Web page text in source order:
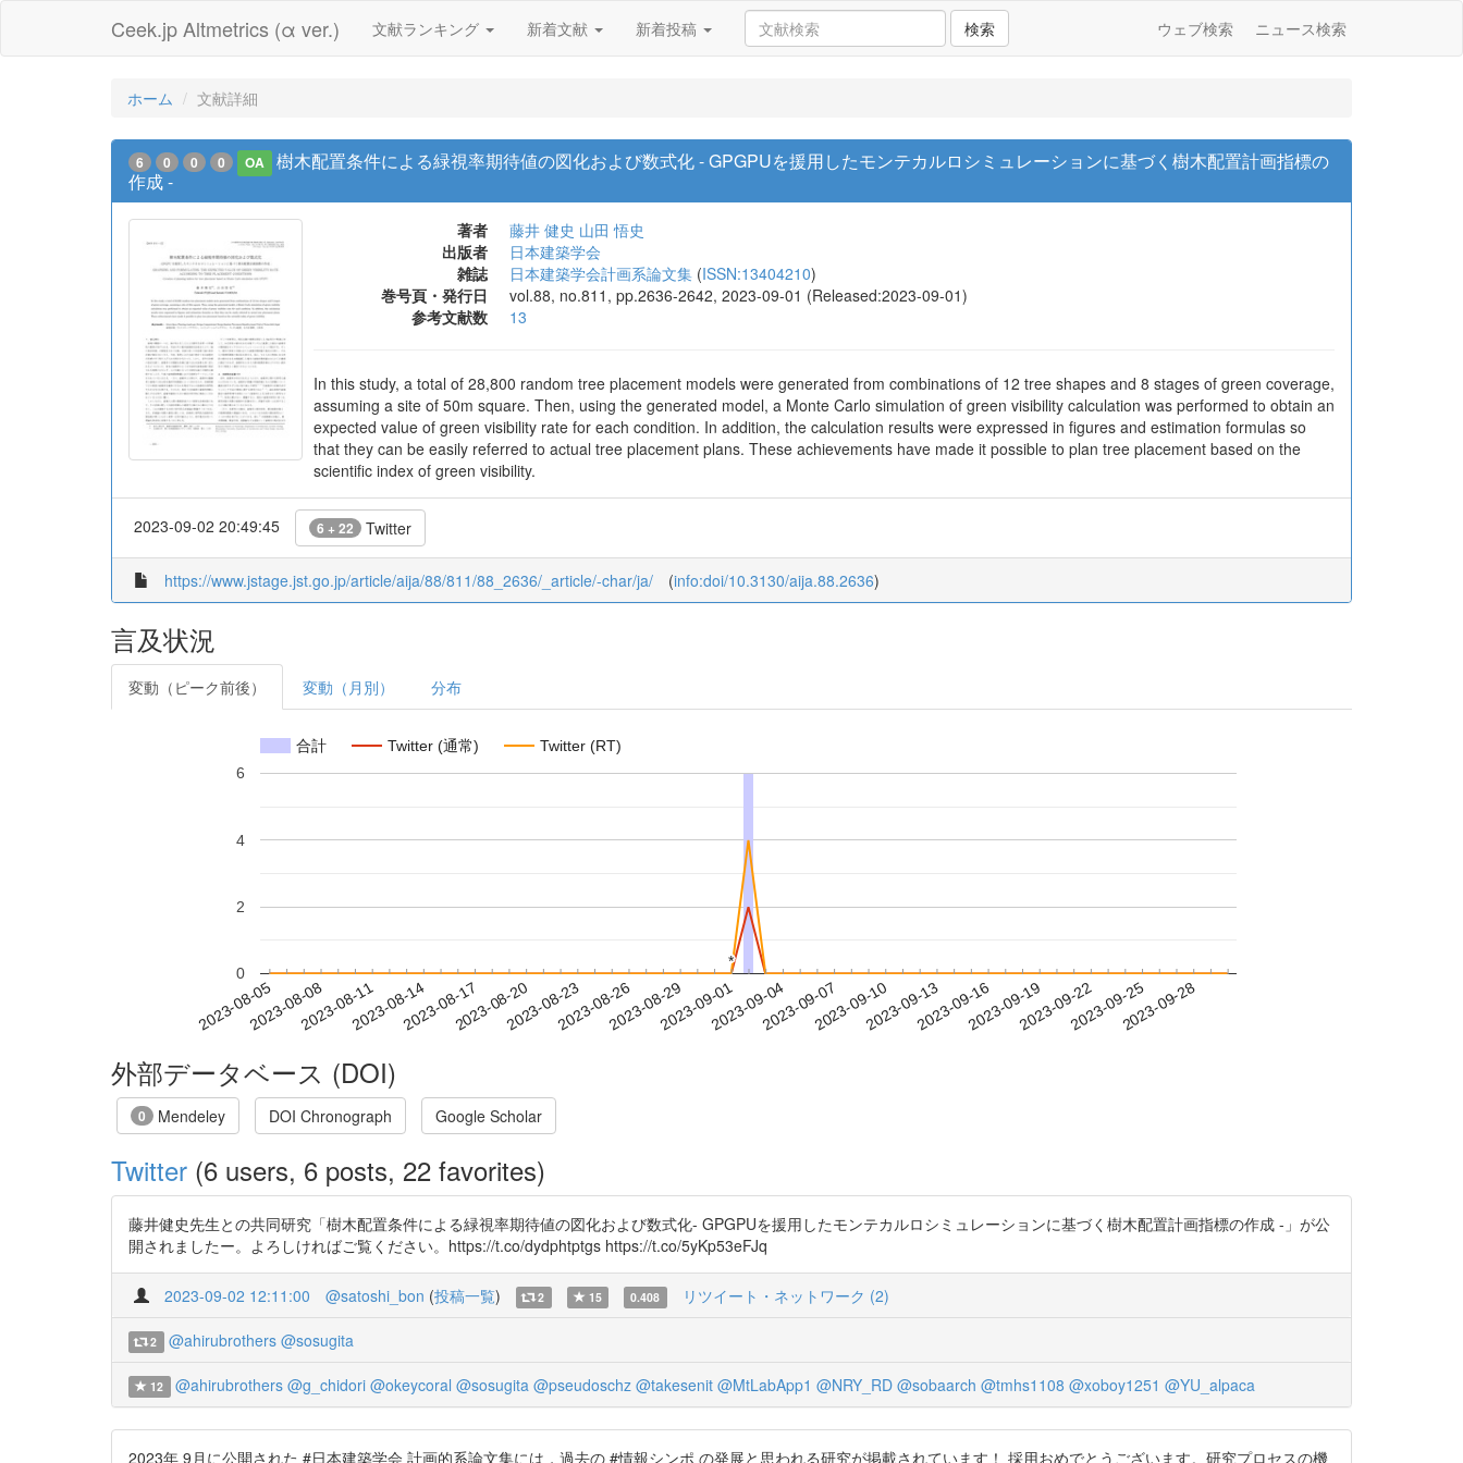
Ceek.jp Altmetrics (α ver.) 文献ランキング 新着文献 新着投稿 検索 ウェブ検索 ニュース検索
ホーム 文献詳細
6 0 0 0 OA
樹木配置条件による緑視率期待値の図化および数式化 - GPGPUを援用したモンテカルロシミュレーションに基づく樹木配置計画指標の
作成 -
著者 藤井 健史 山田 悟史
出版者
日本建築学会
雑誌
日本建築学会計画系論文集 (ISSN:13404210)
巻号頁・発行日
vol.88, no.811, pp.2636-2642, 2023-09-01 (Released:2023-09-01)
参考文献数
13
In this study, a total of 28,800 random tree placement models were generated from combinations of 12 tree shapes and 8 stages of green coverage,
assuming a site of 50m square. Then, using the generated model, a Monte Carlo simulation of green visibility calculation was performed to obtain an
expected value of green visibility rate for each condition. In addition, the calculation results were expressed in figures and estimation formulas so
that they can be easily referred to actual tree placement plans. These achievements have made it possible to plan tree placement based on the
scientific index of green visibility.
2023-09-02 20:49:45 6 + 22 Twitter
https://www.jstage.jst.go.jp/article/aija/88/811/88_2636/_article/-char/ja/ (info:doi/10.3130/aija.88.2636)
言及状況
変動（ピーク前後） 変動（月別） 分布
合計 Twitter (通常) Twitter (RT)
2023-08-052023-08-082023-08-112023-08-142023-08-172023-08-202023-08-232023-08-262023-08-292023-09-012023-09-042023-09-072023-09-102023-09-132023-09-162023-09-192023-09-222023-09-252023-09-28
0
2
4
6
*
*
外部データベース (DOI)
0 Mendeley DOI Chronograph Google Scholar
Twitter (6 users, 6 posts, 22 favorites)
藤井健史先生との共同研究「樹木配置条件による緑視率期待値の図化および数式化- GPGPUを援用したモンテカルロシミュレーションに基づく樹木配置計画指標の作成 -」が公
開されましたー。よろしければご覧ください。https://t.co/dydphtptgs https://t.co/5yKp53eFJq
2023-09-02 12:11:00 @satoshi_bon (投稿一覧) 2 15 0.408 リツイート・ネットワーク (2)
2 @ahirubrothers @sosugita
12 @ahirubrothers @g_chidori @okeycoral @sosugita @pseudoschz @takesenit @MtLabApp1 @NRY_RD @sobaarch @tmhs1108 @xoboy1251 @YU_alpaca
2023年 9月に公開された #日本建築学会 計画的系論文集には，過去の #情報シンポ の発展と思われる研究が掲載されています！ 採用おめでとうございます。研究プロセスの機